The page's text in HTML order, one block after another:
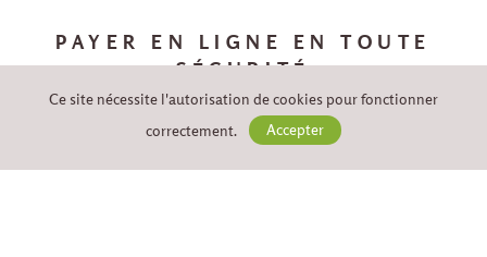
PAYER EN LIGNE EN TOUTE
SÉCURITÉ
Ce site nécessite l'autorisation de cookies pour fonctionner
correctement.
Accepter